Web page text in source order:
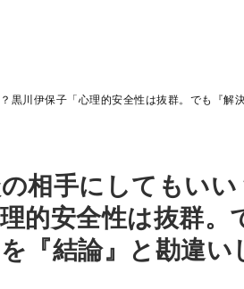
相手にしてもいい
的安全性は抜群。
『結論』と勘違い
スト